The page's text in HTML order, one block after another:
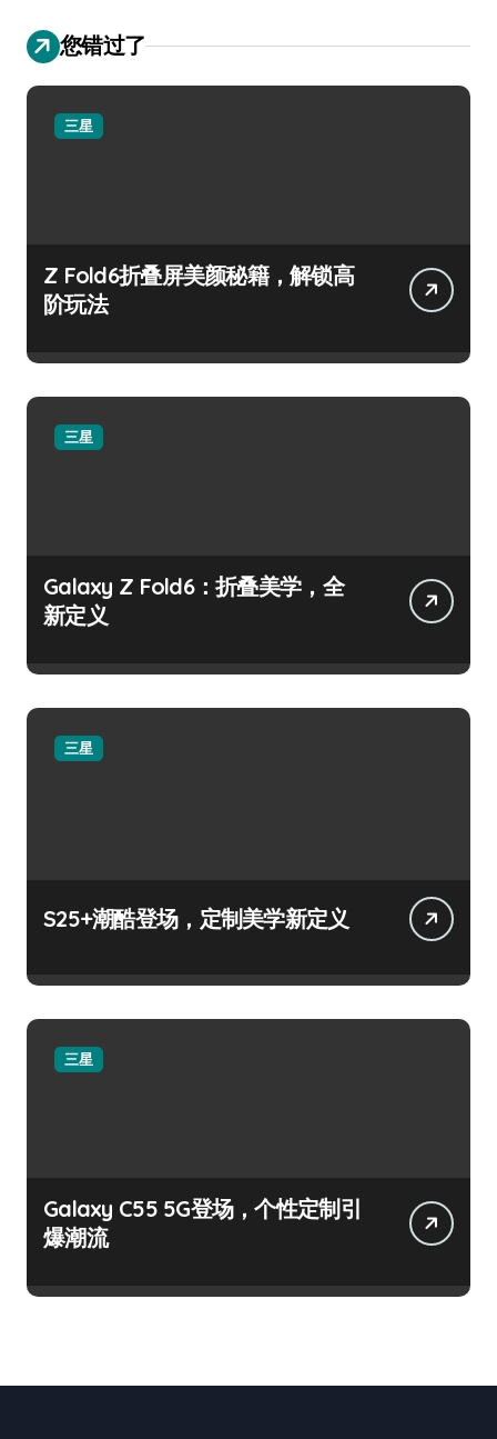
您错过了
三星
Z Fold6折叠屏美颜秘籍，解锁高
阶玩法
三星
Galaxy Z Fold6：折叠美学，全
新定义
三星
S25+潮酷登场，定制美学新定义
三星
Galaxy C55 5G登场，个性定制引
爆潮流